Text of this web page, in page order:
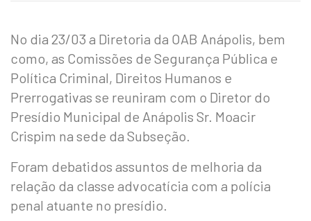
No dia 23/03 a Diretoria da OAB Anápolis, bem
como, as Comissões de Segurança Pública e
Política Criminal, Direitos Humanos e
Prerrogativas se reuniram com o Diretor do
Presídio Municipal de Anápolis Sr. Moacir
Crispim na sede da Subseção.
Foram debatidos assuntos de melhoria da
relação da classe advocatícia com a polícia
penal atuante no presídio.